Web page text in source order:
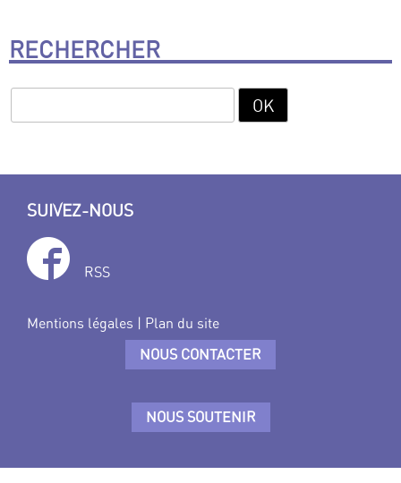
RECHERCHER
SUIVEZ-NOUS
RSS
Mentions légales | Plan du site
NOUS CONTACTER
NOUS SOUTENIR